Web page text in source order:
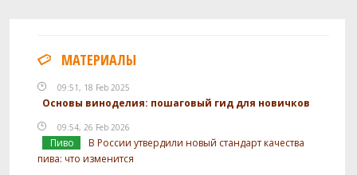
МАТЕРИАЛЫ
09:51, 18 Feb 2025
Основы виноделия: пошаговый гид для новичков
09:54, 26 Feb 2026
Пиво
В России утвердили новый стандарт качества
пива: что изменится